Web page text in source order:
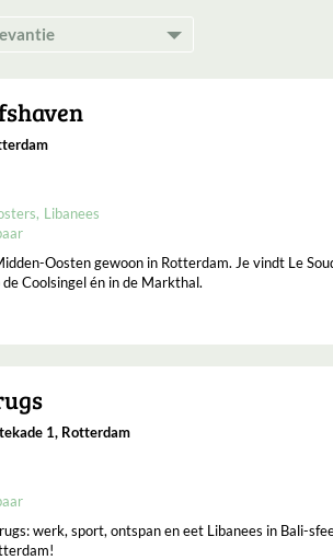
Libanees
Oosten gewoon in Rotterdam. Je vindt Le
Coolsingel én in de Markthal.
1, Rotterdam
werk, sport, ontspan en eet Libanees in Bali-